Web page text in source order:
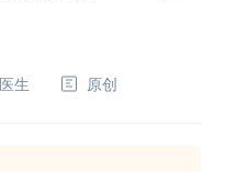
生 原创